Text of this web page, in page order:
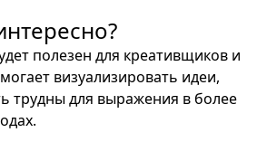
полезен для креативщиков и
визуализировать идеи,
трудны для выражения в более